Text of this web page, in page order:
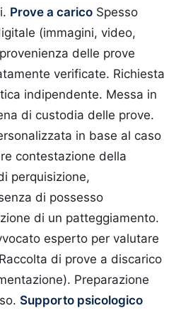
Prove a carico Spesso
(immagini, video,
delle prove
verificate. Richiesta
indipendente. Messa in
di custodia delle prove.
in base al caso
contestazione della
perquisizione,
di possesso
di un patteggiamento.
esperto per valutare
di prove a discarico
Preparazione
Supporto psicologico